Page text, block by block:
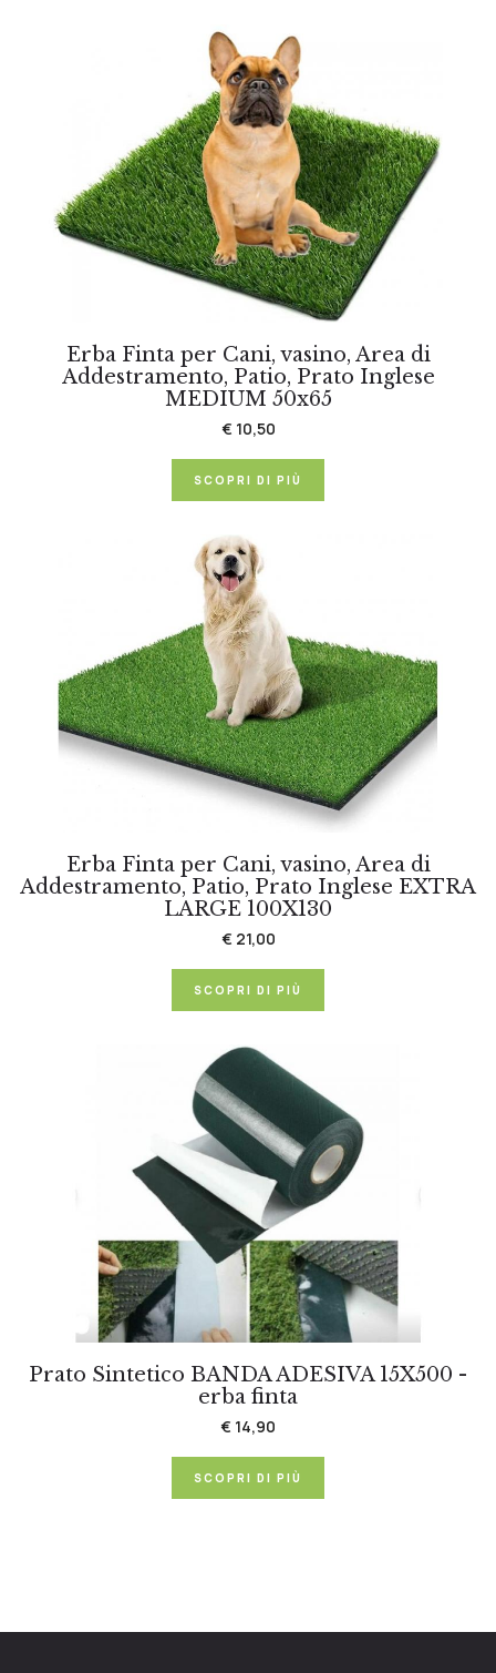
Erba Finta per Cani, vasino, Area di
Addestramento, Patio, Prato Inglese
MEDIUM 50x65
€ 10,50
SCOPRI DI PIÙ
Erba Finta per Cani, vasino, Area di
Addestramento, Patio, Prato Inglese EXTRA
LARGE 100X130
€ 21,00
SCOPRI DI PIÙ
Prato Sintetico BANDA ADESIVA 15X500 -
erba finta
€ 14,90
SCOPRI DI PIÙ